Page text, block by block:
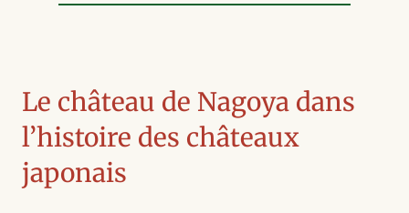
Le château de Nagoya dans
l’histoire des châteaux
japonais